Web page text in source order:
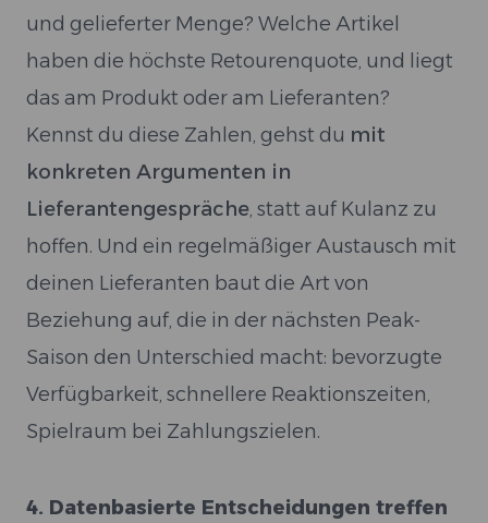
und gelieferter Menge? Welche Artikel
haben die höchste Retourenquote, und liegt
das am Produkt oder am Lieferanten?
Kennst du diese Zahlen, gehst du mit
konkreten Argumenten in
Lieferantengespräche, statt auf Kulanz zu
hoffen. Und ein regelmäßiger Austausch mit
deinen Lieferanten baut die Art von
Beziehung auf, die in der nächsten Peak-
Saison den Unterschied macht: bevorzugte
Verfügbarkeit, schnellere Reaktionszeiten,
Spielraum bei Zahlungszielen.
4. Datenbasierte Entscheidungen treffen